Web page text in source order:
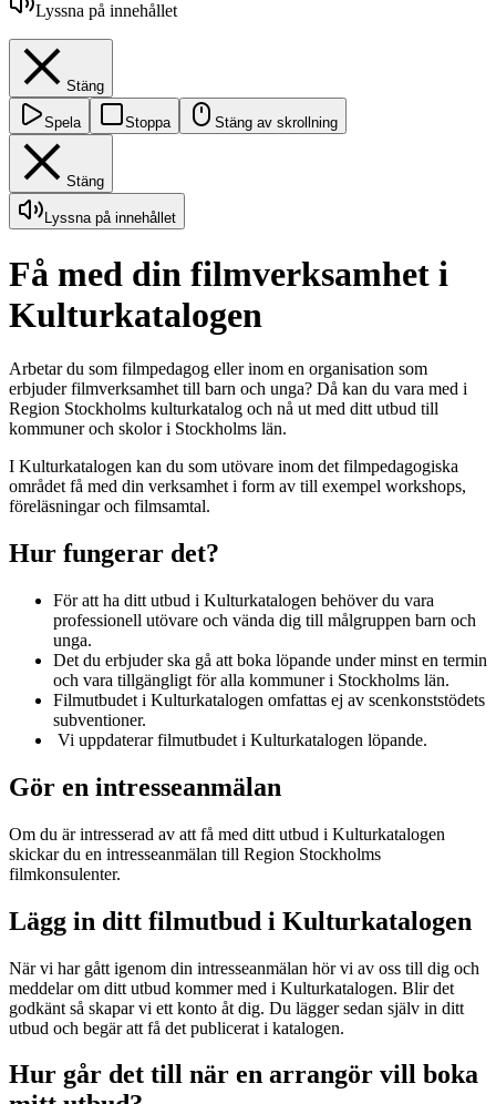
Lyssna på innehållet
Stäng
Spela Stoppa Stäng av skrollning
Stäng
Lyssna på innehållet
Få med din filmverksamhet i
Kulturkatalogen
Arbetar du som filmpedagog eller inom en organisation som
erbjuder filmverksamhet till barn och unga? Då kan du vara med i
Region Stockholms kulturkatalog och nå ut med ditt utbud till
kommuner och skolor i Stockholms län.
I Kulturkatalogen kan du som utövare inom det filmpedagogiska
området få med din verksamhet i form av till exempel workshops,
föreläsningar och filmsamtal.
Hur fungerar det?
För att ha ditt utbud i Kulturkatalogen behöver du vara
professionell utövare och vända dig till målgruppen barn och
unga.
Det du erbjuder ska gå att boka löpande under minst en termin
och vara tillgängligt för alla kommuner i Stockholms län.
Filmutbudet i Kulturkatalogen omfattas ej av scenkonststödets
subventioner.
Vi uppdaterar filmutbudet i Kulturkatalogen löpande.
Gör en intresseanmälan
Om du är intresserad av att få med ditt utbud i Kulturkatalogen
skickar du en intresseanmälan till Region Stockholms
filmkonsulenter.
Lägg in ditt filmutbud i Kulturkatalogen
När vi har gått igenom din intresseanmälan hör vi av oss till dig och
meddelar om ditt utbud kommer med i Kulturkatalogen. Blir det
godkänt så skapar vi ett konto åt dig. Du lägger sedan själv in ditt
utbud och begär att få det publicerat i katalogen.
Hur går det till när en arrangör vill boka